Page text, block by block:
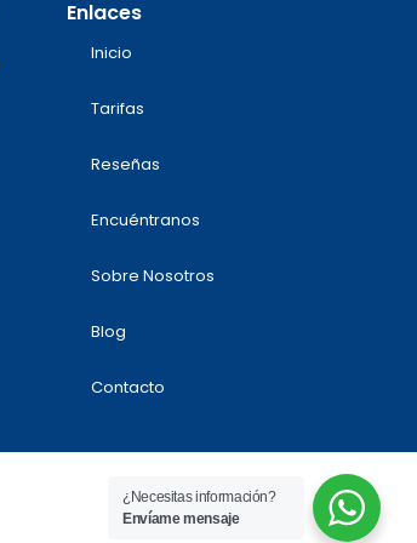
Enlaces
Inicio
Tarifas
Reseñas
Encuéntranos
Sobre Nosotros
Blog
Contacto
¿Necesitas información?
Envíame mensaje